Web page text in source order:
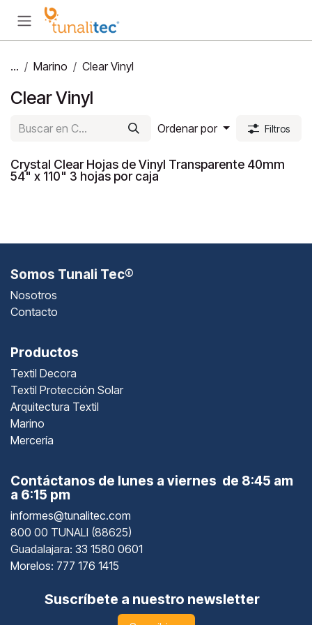
Ir al contenido
... Marino Clear Vinyl
Clear Vinyl
Ordenar por Filtros
Crystal Clear Hojas de Vinyl Transparente 40mm
54" x 110" 3 hojas por caja
Somos Tunali Tec®
Nosotros
Contacto
Productos
Textil Decora
Textil Protección Solar
Arquitectura Textil
Marino
Mercería
Contáctanos de lunes a viernes de 8:45 am
a 6:15 pm
informes@tunalitec.com
800 00 TUNALI (88625)
Guadalajara: 33 1580 0601
Morelos: 777 176 1415
Suscríbete a nuestro newsletter